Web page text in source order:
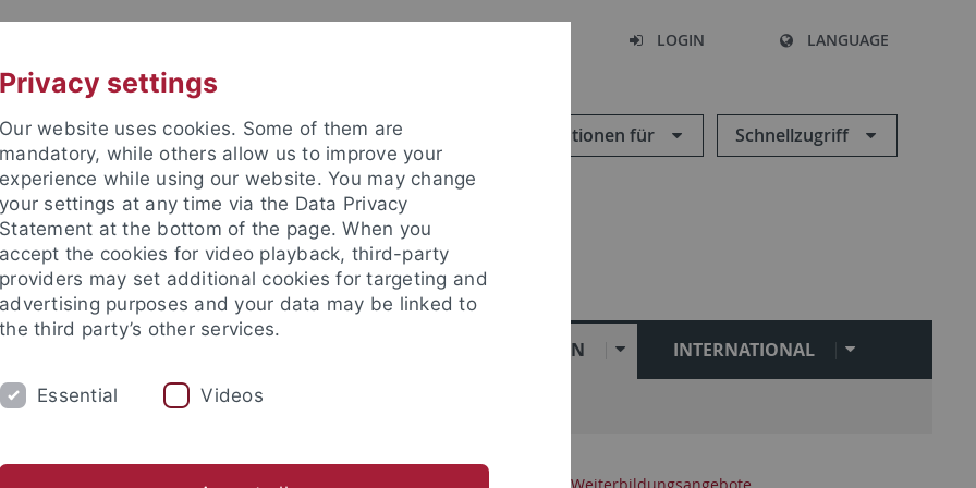
LOGIN LANGUAGE
Informationen für Schnellzugriff
PROMOTION/HABILITATION INTERNATIONAL
Promotion/Habilitation Zentrale Weiterbildungsangebote
Privacy settings
Our website uses cookies. Some of them are
mandatory, while others allow us to improve your
experience while using our website. You may change
your settings at any time via the Data Privacy
Statement at the bottom of the page. When you
accept the cookies for video playback, third-party
providers may set additional cookies for targeting and
advertising purposes and your data may be linked to
the third party’s other services.
Essential Videos